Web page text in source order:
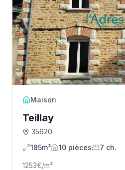
Maison
Teillay
35620
185m²
10 pièces 7 ch.
1253€/m²